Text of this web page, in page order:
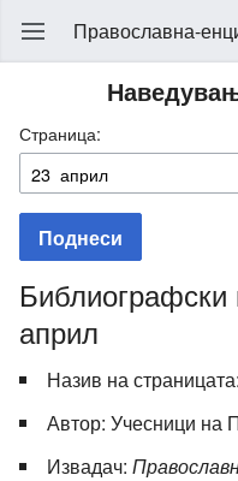
Православна-
Страница:
Поднеси
Библиографски
април
Назив на
Автор: Учесници на
Извадач: